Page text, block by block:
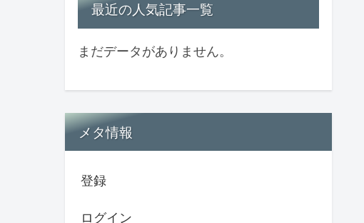
最近の人気記事一覧
まだデータがありません。
メタ情報
登録
ログイン